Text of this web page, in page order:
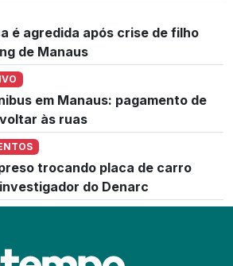
é agredida após crise de filho
de Manaus
em Manaus: pagamento de
às ruas
trocando placa de carro
do Denarc